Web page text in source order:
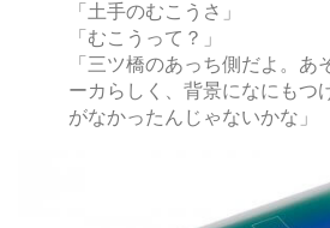
「土手のむこうさ」
「むこうって？」
「三ツ橋のあっち側だよ。あ
ーカらしく、背景になにもつ
がなかったんじゃないかな」